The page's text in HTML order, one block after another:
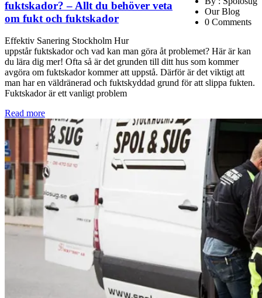
Our Blog
0 Comments
fuktskador? – Allt du behöver veta
om fukt och fuktskador
Effektiv Sanering Stockholm Hur
uppstår fuktskador och vad kan man göra åt problemet? Här är kan
du lära dig mer! Ofta så är det grunden till ditt hus som kommer
avgöra om fuktskador kommer att uppstå. Därför är det viktigt att
man har en väldränerad och fuktskyddad grund för att slippa fukten.
Fuktskador är ett vanligt problem
Read more